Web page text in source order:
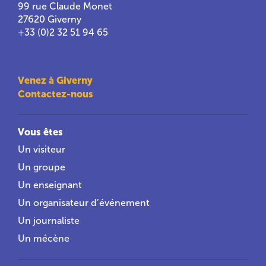
99 rue Claude Monet
27620 Giverny
+33 (0)2 32 51 94 65
Venez à Giverny
Contactez-nous
Vous êtes
Un visiteur
Un groupe
Un enseignant
Un organisateur d’événement
Un journaliste
Un mécène